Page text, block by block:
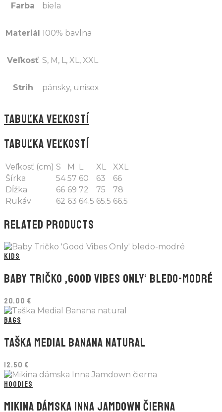
Farba biela
Materiál 100% bavlna
Veľkosť S, M, L, XL, XXL
Strih pánsky, unisex
TABUĽKA VEĽKOSTÍ
TABUĽKA VEĽKOSTÍ
Veľkosť (cm) S M L XL
XXL
Šírka
54 57 60 63
66
Dĺžka
66 69 72 75
78
Rukáv
62 63 64.5 65.5 66.5
RELATED PRODUCTS
KIDS
BABY TRIČKO ‚GOOD VIBES ONLY‘ BLEDO-MODRÉ
20.00 €
BAGS
TAŠKA MEDIAL BANANA NATURAL
12.50 €
HOODIES
MIKINA DÁMSKA INNA JAMDOWN ČIERNA